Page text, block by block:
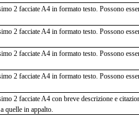
2 facciate A4 in formato testo. Possono
2 facciate A4 in formato testo. Possono
2 facciate A4 in formato testo. Possono
2 facciate A4 in formato testo. Possono
2 facciate A4 con breve descrizione e
quelle in appalto.